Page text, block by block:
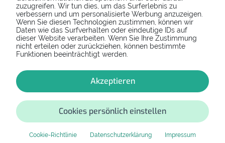
zuzugreifen. Wir tun dies, um das Surferlebnis zu
verbessern und um personalisierte Werbung anzuzeigen.
Wenn Sie diesen Technologien zustimmen, können wir
Daten wie das Surfverhalten oder eindeutige IDs auf
dieser Website verarbeiten. Wenn Sie Ihre Zustimmung
nicht erteilen oder zurückziehen, können bestimmte
Funktionen beeinträchtigt werden.
Akzeptieren
Cookies persönlich einstellen
Cookie-Richtlinie Datenschutzerklärung Impressum
Spenden
Spende Dein Gerät über
handysfuerdieumwelt.de
für einen guten Zweck.